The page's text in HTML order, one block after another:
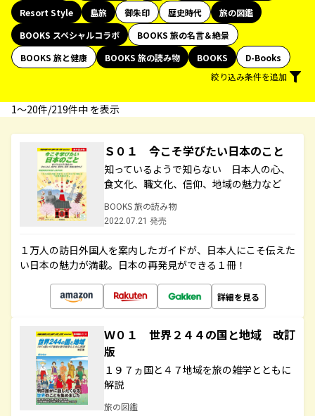
Resort Style
島旅 御朱印 歴史時代
旅の図鑑
BOOKS スペシャルコラボ
BOOKS 旅の名言＆絶景
BOOKS 旅と健康
BOOKS 旅の読み物 BOOKS
D-Books
絞り込み条件を追加
1〜20件/219件中 を表示
Ｓ０１ 今こそ学びたい日本のこと
知っているようで知らない 日本人の心、
食文化、職文化、信仰、地域の魅力など
BOOKS 旅の読み物
2022.07.21 発売
１万人の訪日外国人を案内したガイドが、日本人にこそ伝えた
い日本の魅力が満載。日本の再発見ができる１冊！
詳細を見る
Ｗ０１ 世界２４４の国と地域 改訂
版
１９７ヵ国と４７地域を旅の雑学とともに
解説
旅の図鑑